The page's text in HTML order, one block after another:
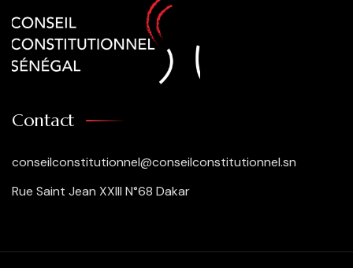
Contact
conseilconstitutionnel@conseilconstitutionnel.sn
Rue Saint Jean XXIII N°68 Dakar